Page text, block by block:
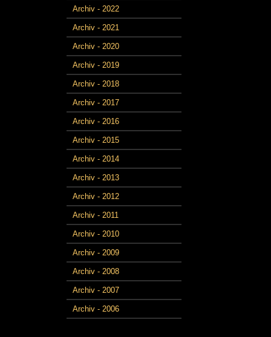
Archiv - 2022
Archiv - 2021
Archiv - 2020
Archiv - 2019
Archiv - 2018
Archiv - 2017
Archiv - 2016
Archiv - 2015
Archiv - 2014
Archiv - 2013
Archiv - 2012
Archiv - 2011
Archiv - 2010
Archiv - 2009
Archiv - 2008
Archiv - 2007
Archiv - 2006